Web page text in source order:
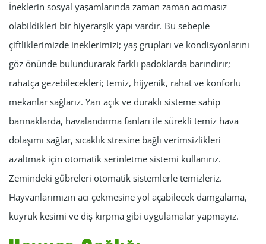
İneklerin sosyal yaşamlarında zaman zaman acımasız
olabildikleri bir hiyerarşik yapı vardır. Bu sebeple
çiftliklerimizde ineklerimizi; yaş grupları ve kondisyonlarını
göz önünde bulundurarak farklı padoklarda barındırır;
rahatça gezebilecekleri; temiz, hijyenik, rahat ve konforlu
mekanlar sağlarız. Yarı açık ve duraklı sisteme sahip
barınaklarda, havalandırma fanları ile sürekli temiz hava
dolaşımı sağlar, sıcaklık stresine bağlı verimsizlikleri
azaltmak için otomatik serinletme sistemi kullanırız.
Zemindeki gübreleri otomatik sistemlerle temizleriz.
Hayvanlarımızın acı çekmesine yol açabilecek damgalama,
kuyruk kesimi ve diş kırpma gibi uygulamalar yapmayız.